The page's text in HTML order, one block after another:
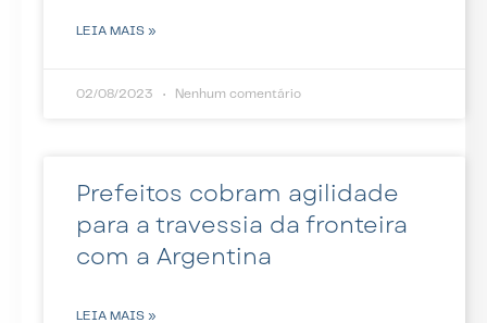
LEIA MAIS »
02/08/2023 Nenhum comentário
Prefeitos cobram agilidade
para a travessia da fronteira
com a Argentina
LEIA MAIS »